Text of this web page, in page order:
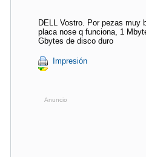
DELL Vostro. Por pezas muy
placa nose q funciona, 1
Gbytes de disco duro
Impresión
Anuncio